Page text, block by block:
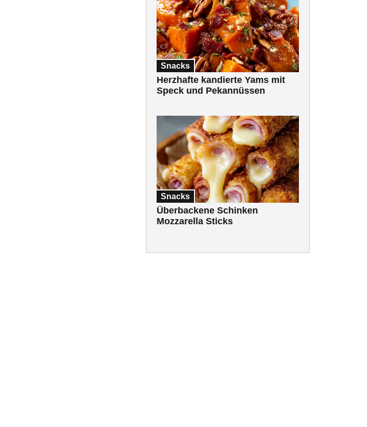
Snacks
Herzhafte kandierte Yams mit
Speck und Pekannüssen
Snacks
Überbackene Schinken
Mozzarella Sticks